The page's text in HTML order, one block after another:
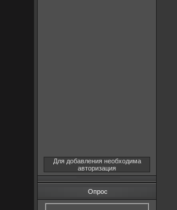
Для добавления необходима
авторизация
Опрос